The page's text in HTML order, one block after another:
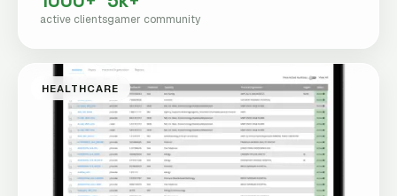
active clientsgamer community
HEALTHCARE